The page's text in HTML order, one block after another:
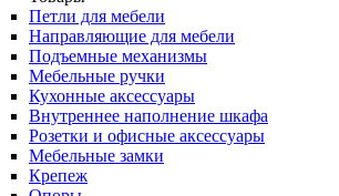
Петли для мебели
Направляющие для мебели
Подъемные механизмы
Мебельные ручки
Кухонные аксессуары
Внутреннее наполнение шкафа
Розетки и офисные аксессуары
Мебельные замки
Крепеж